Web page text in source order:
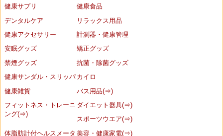
健康サプリ
健康食品
デンタルケア
リラックス用品
健康アクセサリー
計測器・健康管理
安眠グッズ
矯正グッズ
禁煙グッズ
抗菌・除菌グッズ
健康サンダル・スリッパ カイロ
健康雑貨
バス用品(⇒)
フィットネス・トレーニ
ング(⇒)
ダイエット器具(⇒)
スポーツウエア(⇒)
体脂肪計付ヘルスメータ 美容・健康家電(⇒)